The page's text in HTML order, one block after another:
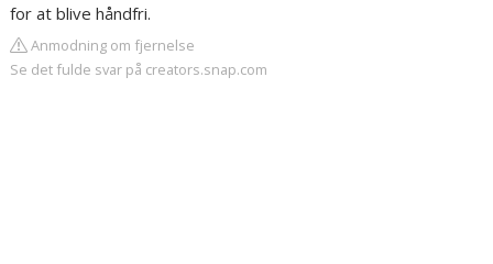
for at blive håndfri.
Anmodning om fjernelse
Se det fulde svar på creators.snap.com